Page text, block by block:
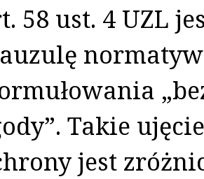
58 ust. 4 UZL
Takie
jest